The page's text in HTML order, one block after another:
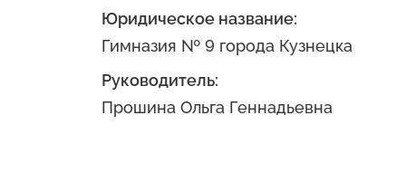
Юридическое название:
Гимназия № 9 города Кузнецка
Руководитель:
Прошина Ольга Геннадьевна